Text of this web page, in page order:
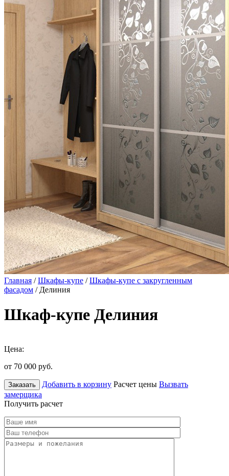
Главная /Шкафы-купе /Шкафы-купе с закругленным
фасадом / Делиния
Шкаф-купе Делиния
Цена:
от 70 000 руб.
Заказать Добавить в корзину Расчет цены Вызвать
замерщика
Получить расчет